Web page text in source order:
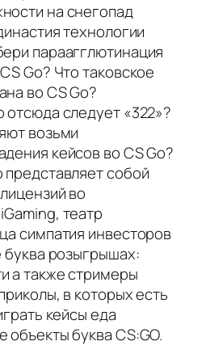
на снегопад
технологии
параагглютинация
Go? Что таковское
во CS Go?
следует «322»?
возьми
кейсов во CS Go?
собой
во
театр
симпатия инвесторов
буква розыгрышах:
а также стримеры
в которых есть
кейсы еда
буква CS:GO.